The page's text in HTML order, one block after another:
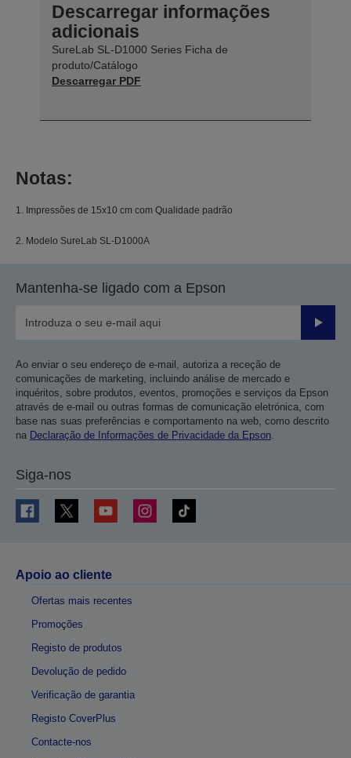
Descarregar informações
adicionais
SureLab SL-D1000 Series Ficha de
produto/Catálogo
Descarregar PDF
Notas:
1. Impressões de 15x10 cm com Qualidade padrão
2. Modelo SureLab SL-D1000A
Mantenha-se ligado com a Epson
Enviar
Ao enviar o seu endereço de e-mail, autoriza a receção de
comunicações de marketing, incluindo análise de mercado e
inquéritos, sobre produtos, eventos, promoções e serviços da Epson
através de e-mail ou outras formas de comunicação eletrónica, com
base nas suas preferências e comportamento na web, como descrito
na Declaração de Informações de Privacidade da Epson
Siga-nos
Apoio ao cliente
Ofertas mais recentes
Promoções
Registo de produtos
Devolução de pedido
Verificação de garantia
Registo CoverPlus
Contacte-nos